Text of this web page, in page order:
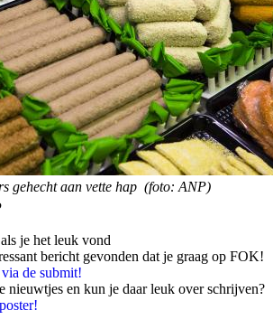
gehecht aan vette hap (foto: ANP)
je het leuk vond
bericht gevonden dat je graag op FOK!
de submit!
nieuwtjes en kun je daar leuk over schrijven?